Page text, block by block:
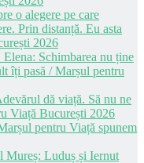
o alegere pe care
Prin distanță. Eu asta
2026
Schimbarea nu ține
îți pasă / Marșul pentru
dă viață. Să nu ne
Viață București 2026
pentru Viață spunem
Mureș: Luduș și Iernut